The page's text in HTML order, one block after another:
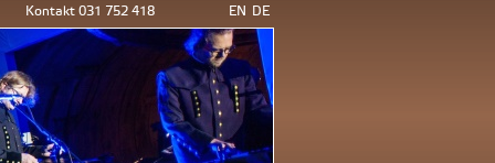
Kontakt 031 752 418 EN DE